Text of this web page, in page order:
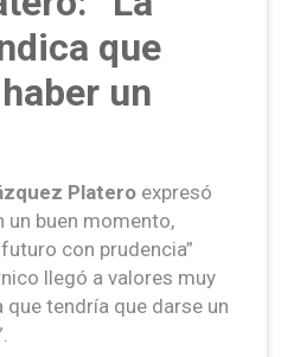
que
un
Platero expresó
un buen momento,
con prudencia”
llegó a valores muy
tendría que darse un